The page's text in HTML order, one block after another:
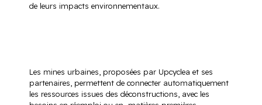
de leurs impacts environnementaux.
Les mines urbaines, proposées par Upcyclea et ses
partenaires, permettent de connecter automatiquement
les ressources issues des déconstructions, avec les